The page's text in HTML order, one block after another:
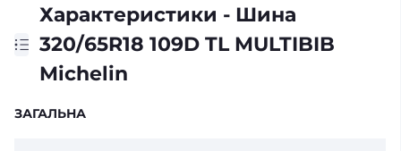
Характеристики - Шина
320/65R18 109D TL MULTIBIB
Michelin
ЗАГАЛЬНА